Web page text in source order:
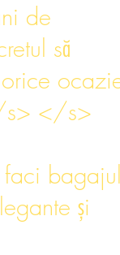
de
să
orice
</s>
faci bagajul
și